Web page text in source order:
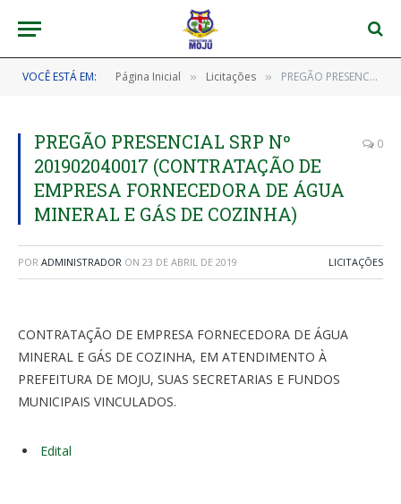
VOCÊ ESTÁ EM: Página Inicial » Licitações » PREGÃO PRESENCIAL SRP Nº 201902040017 (CONTRATAÇÃO DE EMPRESA FORNECEDORA DE ÁGUA MINERAL E GÁS DE COZINHA)
PREGÃO PRESENCIAL SRP Nº
201902040017 (CONTRATAÇÃO DE
EMPRESA FORNECEDORA DE ÁGUA
MINERAL E GÁS DE COZINHA)
0
POR ADMINISTRADOR ON 23 DE ABRIL DE 2019 LICITAÇÕES
CONTRATAÇÃO DE EMPRESA FORNECEDORA DE ÁGUA
MINERAL E GÁS DE COZINHA, EM ATENDIMENTO À
PREFEITURA DE MOJU, SUAS SECRETARIAS E FUNDOS
MUNICIPAIS VINCULADOS.
Edital